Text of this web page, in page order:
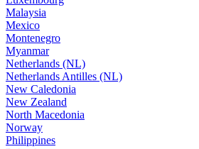
Malaysia
Mexico
Montenegro
Myanmar
Netherlands (NL)
Netherlands Antilles (NL)
New Caledonia
New Zealand
North Macedonia
Norway
Philippines